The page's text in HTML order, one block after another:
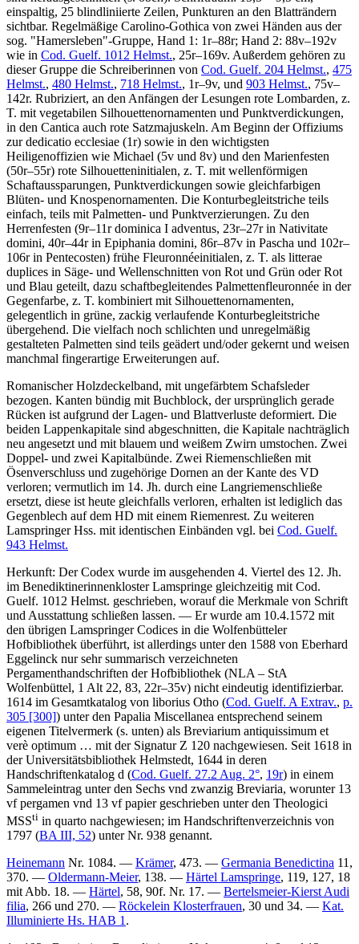
einspaltig, 25 blindliniierte Zeilen, Punkturen an den Blatträndern
sichtbar. Regelmäßige Carolino-Gothica von zwei Händen aus der
sog. "Hamersleben"-Gruppe, Hand 1: 1r–88r; Hand 2: 88v–192v
wie in Cod. Guelf. 1012 Helmst., 25r–169v. Außerdem gehören zu
dieser Gruppe die Schreiberinnen von Cod. Guelf. 204 Helmst., 475
Helmst., 480 Helmst., 718 Helmst., 1r–9v, und 903 Helmst., 75v–
142r. Rubriziert, an den Anfängen der Lesungen rote Lombarden, z.
T. mit vegetabilen Silhouettenornamenten und Punktverdickungen,
in den Cantica auch rote Satzmajuskeln. Am Beginn der Offiziums
zur dedicatio ecclesiae (1r) sowie in den wichtigsten
Heiligenoffizien wie Michael (5v und 8v) und den Marienfesten
(50r–55r) rote Silhouetteninitialen, z. T. mit wellenförmigen
Schaftaussparungen, Punktverdickungen sowie gleichfarbigen
Blüten- und Knospenornamenten. Die Konturbegleitstriche teils
einfach, teils mit Palmetten- und Punktverzierungen. Zu den
Herrenfesten (9r–11r dominica I adventus, 23r–27r in Nativitate
domini, 40r–44r in Epiphania domini, 86r–87v in Pascha und 102r–
106r in Pentecosten) frühe Fleuronnéeinitialen, z. T. als litterae
duplices in Säge- und Wellenschnitten von Rot und Grün oder Rot
und Blau geteilt, dazu schaftbegleitendes Palmettenfleuronnée in der
Gegenfarbe, z. T. kombiniert mit Silhouettenornamenten,
gelegentlich in grüne, zackig verlaufende Konturbegleitstriche
übergehend. Die vielfach noch schlichten und unregelmäßig
gestalteten Palmetten sind teils geädert und/oder gekernt und weisen
manchmal fingerartige Erweiterungen auf.
Romanischer Holzdeckelband, mit ungefärbtem Schafsleder
bezogen. Kanten bündig mit Buchblock, der ursprünglich gerade
Rücken ist aufgrund der Lagen- und Blattverluste deformiert. Die
beiden Lappenkapitale sind abgeschnitten, die Kapitale nachträglich
neu angesetzt und mit blauem und weißem Zwirn umstochen. Zwei
Doppel- und zwei Kapitalbünde. Zwei Riemenschließen mit
Ösenverschluss und zugehörige Dornen an der Kante des VD
verloren; vermutlich im 14. Jh. durch eine Langriemenschließe
ersetzt, diese ist heute gleichfalls verloren, erhalten ist lediglich das
Gegenblech auf dem HD mit einem Riemenrest. Zu weiteren
Lamspringer Hss. mit identischen Einbänden vgl. bei Cod. Guelf.
943 Helmst.
Herkunft: Der Codex wurde im ausgehenden 4. Viertel des 12. Jh.
im Benediktinerinnenkloster Lamspringe gleichzeitig mit Cod.
Guelf. 1012 Helmst. geschrieben, worauf die Merkmale von Schrift
und Ausstattung schließen lassen. — Er wurde am 10.4.1572 mit
den übrigen Lamspringer Codices in die Wolfenbütteler
Hofbibliothek überführt, ist allerdings unter den 1588 von Eberhard
Eggelinck nur sehr summarisch verzeichneten
Pergamenthandschriften der Hofbibliothek (NLA – StA
Wolfenbüttel, 1 Alt 22, 83, 22r–35v) nicht eindeutig identifizierbar.
1614 im Gesamtkatalog von liborius Otho (Cod. Guelf. A Extrav., p.
305 [300]) unter den Papalia Miscellanea entsprechend seinem
eigenen Titelvermerk (s. unten) als Breviarium antiquissimum et
verè optimum … mit der Signatur Z 120 nachgewiesen. Seit 1618 in
der Universitätsbibliothek Helmstedt, 1644 in deren
Handschriftenkatalog d (Cod. Guelf. 27.2 Aug. 2°, 19r) in einem
Sammeleintrag unter den Sechs vnd zwanzig Breviaria, worunter 13
vf pergamen vnd 13 vf papier geschrieben unter den Theologici
MSSti in quarto nachgewiesen; im Handschriftenverzeichnis von
1797 (BA III, 52) unter Nr. 938 genannt.
Heinemann Nr. 1084. — Krämer, 473. — Germania Benedictina 11,
370. — Oldermann-Meier, 138. — Härtel Lamspringe, 119, 127, 18
mit Abb. 18. — Härtel, 58, 90f. Nr. 17. — Bertelsmeier-Kierst Audi
filia, 266 und 270. — Röckelein Klosterfrauen, 30 und 34. — Kat.
Illuminierte Hs. HAB 1 .